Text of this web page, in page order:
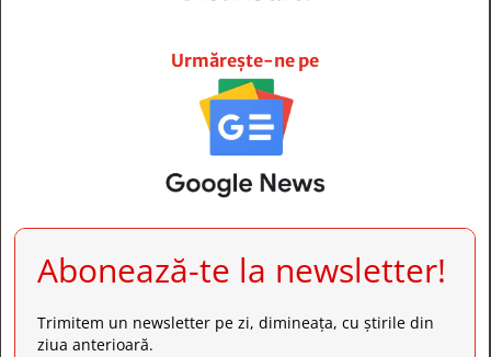
Urmărește-ne pe
Abonează-te la newsletter!
Trimitem un newsletter pe zi, dimineața, cu știrile din
ziua anterioară.